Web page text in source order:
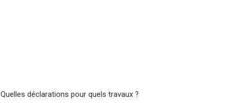
déclarations pour quels travaux ?